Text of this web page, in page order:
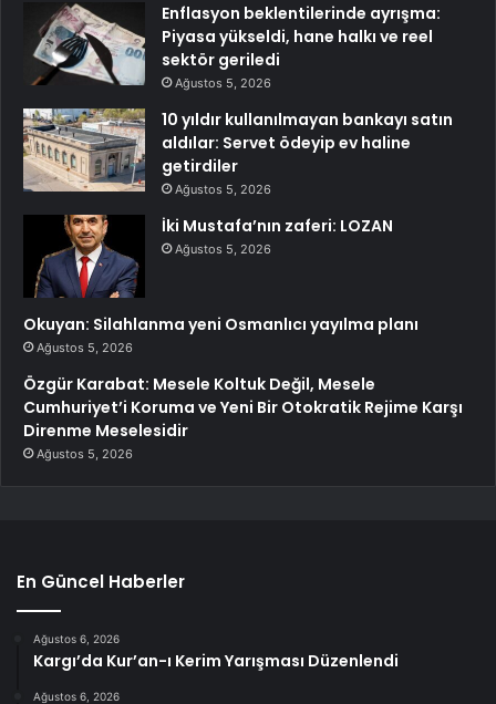
Enflasyon beklentilerinde ayrışma:
Piyasa yükseldi, hane halkı ve reel
sektör geriledi
Ağustos 5, 2026
10 yıldır kullanılmayan bankayı satın
aldılar: Servet ödeyip ev haline
getirdiler
Ağustos 5, 2026
İki Mustafa’nın zaferi: LOZAN
Ağustos 5, 2026
Okuyan: Silahlanma yeni Osmanlıcı yayılma planı
Ağustos 5, 2026
Özgür Karabat: Mesele Koltuk Değil, Mesele
Cumhuriyet’i Koruma ve Yeni Bir Otokratik Rejime Karşı
Direnme Meselesidir
Ağustos 5, 2026
En Güncel Haberler
Ağustos 6, 2026
Kargı’da Kur’an-ı Kerim Yarışması Düzenlendi
Ağustos 6, 2026